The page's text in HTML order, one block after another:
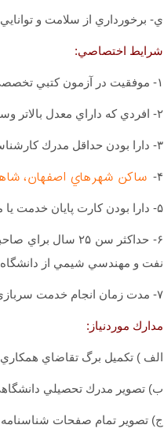
ي- برخورداري از سلامت و
شرايط اختصاصي:
۱- موفقيت در آزمون كتبي تخصصي و يا مصاحبه تخصصي (حسب نياز) و طي مراحل گزينش.
۲- افردي که داراي معدل بالاتر وسوابق کاري مفيد وموثري باشند در اولويت جذب قرار دارند.
۳- دارا بودن حداقل مدرك كارشناسي در رشته مهندسي نفت فقط از دانشگاه هاي دولتي با حداقل معدل ۱۵ در مقطع كارشناسي
۴- ساكن شهرهاي اصفهان،
۵- دارا بودن كارت پايان خدمت يا معافيت
نفت و مهندسي شيمي از
۷- مدت زمان انجام خدمت سربازي به حداكثر سن براي دارندگان كارت پايان خدمت اضافه ميگردد
مدارك موردنياز:
الف ) تكميل برگ تقاضاي
ب) تصوير مدرك تحصيلي
ج) تصوير تمام صفحات